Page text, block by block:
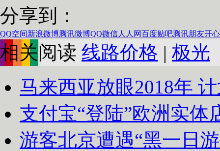
分享到：
QQ空间新浪微博腾讯微博QQ微信人人网百度贴吧腾讯朋友开
相关阅读 线路价格 | 极光
马来西亚放眼2018年
支付宝“登陆”欧洲实体
游客北京遭遇“黑一日